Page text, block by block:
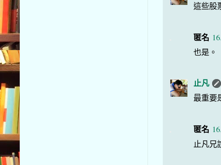
這些股
匿名
也是。
止凡
最重要
匿名
止凡兄